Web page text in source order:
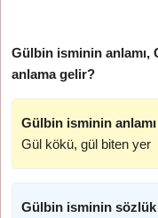
Gülbin isminin anlamı,
anlama gelir?
Gülbin isminin anlamı
Gül kökü, gül biten yer
Gülbin isminin sözlük